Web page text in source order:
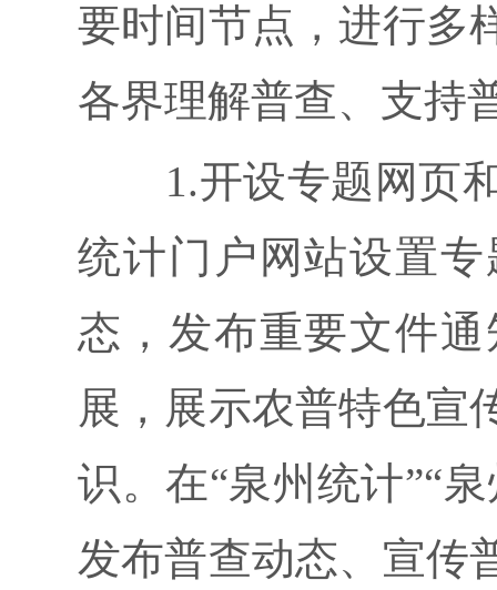
要时间节点，进行多
各界理解普查、支持
1.开设专题网页和
统计门户网站设置
态，发布重要文件
展，展示农普特色宣
识。在“泉州统计”“
发布普查动态、宣传